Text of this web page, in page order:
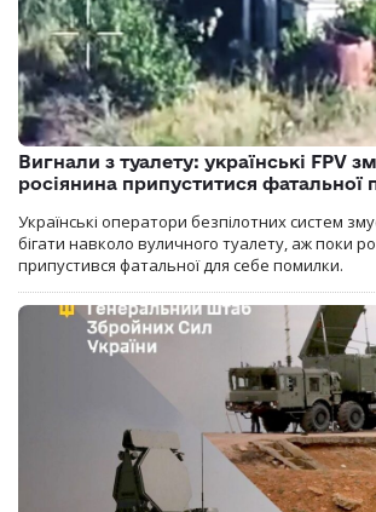
Вигнали з туалету: українські FPV
росіянина припуститися фатальної
Українські оператори безпілотних систем
бігати навколо вуличного туалету, аж поки
припустився фатальної для себе помилки.